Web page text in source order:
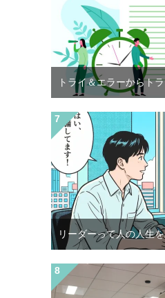
トライ＆エラーからト
リーダーって人の人生